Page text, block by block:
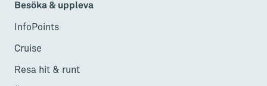
Besöka & uppleva
InfoPoints
Cruise
Resa hit & runt